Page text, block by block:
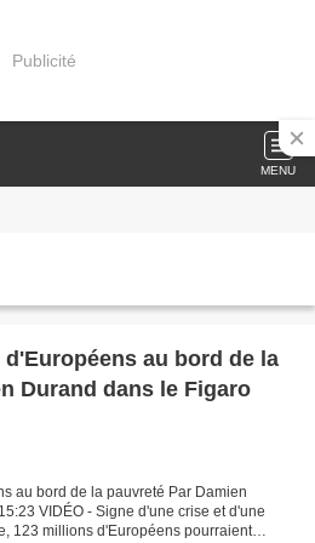
Publicité
MENU
au bord de la
Durand dans le Figaro
au bord de la pauvreté Par Damien
VIDÉO - Signe d'une crise et d'une
123 millions d'Européens pourraient